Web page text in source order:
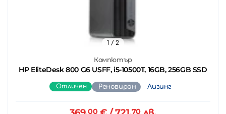
Компютър
HP EliteDesk 800 G6 USFF, i5-10500T, 16GB, 256GB SSD
1 / 2
Отличен Реновиран Лизинг
00 70